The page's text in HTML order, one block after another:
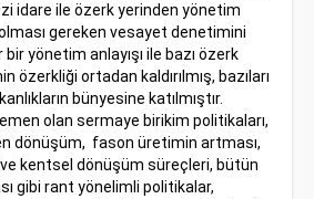
idare ile özerk yerinden yönetim
gereken vesayet denetimini
yönetim anlayışı ile bazı özerk
özerkliği ortadan kaldırılmış, bazıları
bünyesine katılmıştır.
olan sermaye birikim politikaları,
dönüşüm, fason üretimin artması,
kentsel dönüşüm süreçleri, bütün
gibi rant yönelimli politikalar,